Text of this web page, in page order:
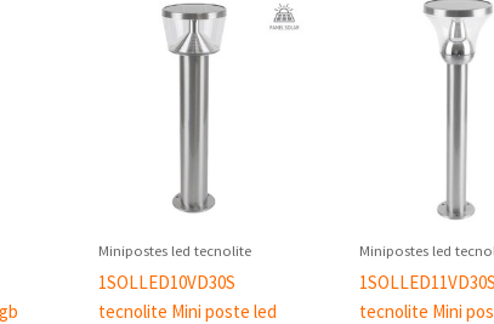
Minipostes led tecnolite
1SOLLED10VD30S
tecnolite Mini poste led
Minipostes led
1SOLLED11VD30S
tecnolite Mini